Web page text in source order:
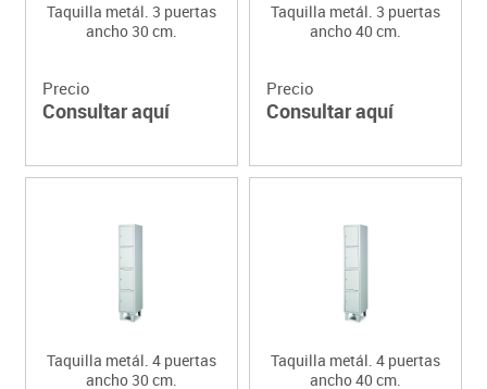
Taquilla metál. 3 puertas
ancho 30 cm.
Precio
Consultar aquí
Taquilla metál. 3 puertas
ancho 40 cm.
Precio
Consultar aquí
Taquilla metál. 4 puertas
ancho 30 cm.
Taquilla metál. 4 puertas
ancho 40 cm.